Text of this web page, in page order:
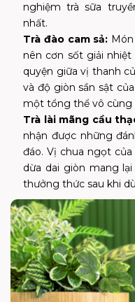
nghiệm trà sữa
nhất.
Trà đào cam sả:
nên cơn sốt giải
quyện giữa vị thanh
và độ giòn sần sật
một tổng thể vô cùng
Trà lài mãng cầu
nhận được những
đáo. Vị chua ngọt
dừa dai giòn mang
thưởng thức sau khi